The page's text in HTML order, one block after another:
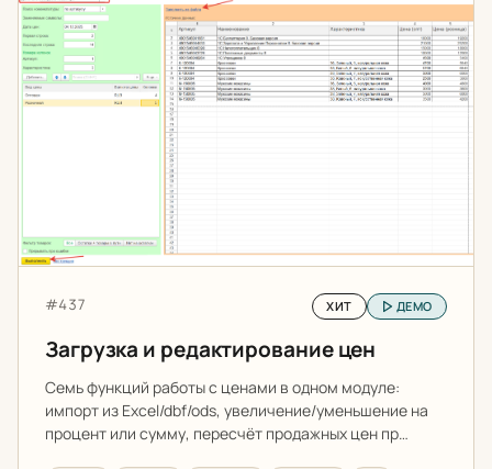
Загрузка и редактирование цен
Артикул:
#437 ХИТ ДЕМО
Загрузка и редактирование цен
Семь функций работы с ценами в одном модуле:
импорт из Excel/dbf/ods, увеличение/уменьшение на
процент или сумму, пересчёт продажных цен пр…